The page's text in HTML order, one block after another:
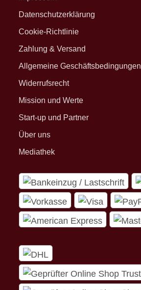
Datenschutzerklärung
Cookie-Richtlinie
Zahlung & Versand
Allgemeine Geschäftsbedingungen
Widerrufsrecht
Mission und Werte
Start-up und Partner
Über uns
Mediathek